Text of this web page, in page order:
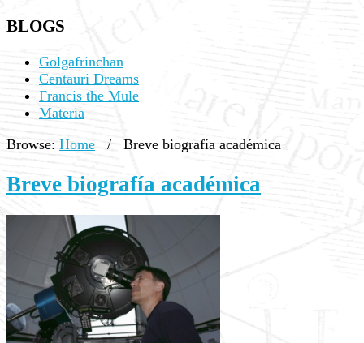
BLOGS
Golgafrinchan
Centauri Dreams
Francis the Mule
Materia
Browse: Home / Breve biografía académica
Breve biografía académica